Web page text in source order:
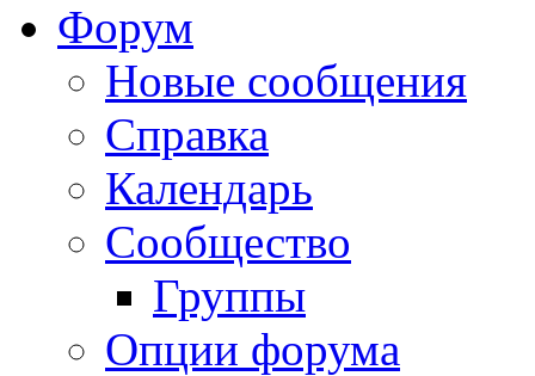
Форум
Новые сообщения
Справка
Календарь
Сообщество
Группы
Опции форума